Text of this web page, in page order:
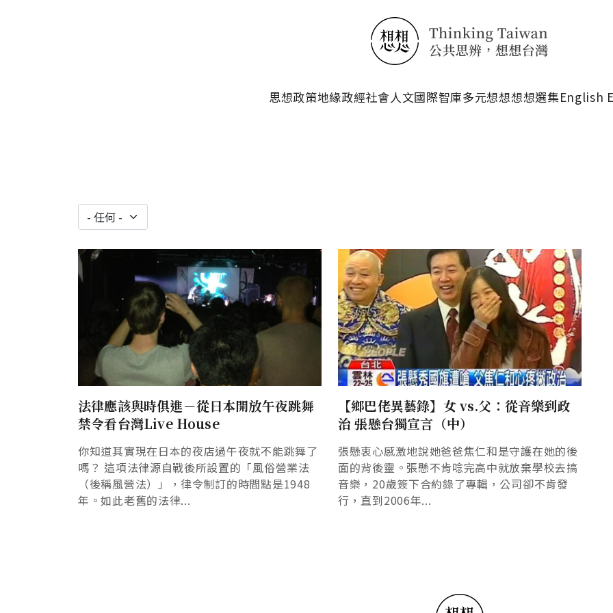
思想政策地緣政經社會人文國際智庫多元想想想想選集English
法律應該與時俱進－從日本開放午夜跳舞
禁令看台灣Live House
你知道其實現在日本的夜店過午夜就不能跳舞了
嗎？ 這項法律源自戰後所設置的「風俗營業法
（後稱風營法）」，律令制訂的時間點是1948
年。如此老舊的法律...
【鄉巴佬異藝錄】女 vs.父：從音樂到政
治 張懸台獨宣言（中）
張懸衷心感激地說她爸爸焦仁和是守護在她的後
面的背後靈。張懸不肯唸完高中就放棄學校去搞
音樂，20歲簽下合約錄了專輯，公司卻不肯發
行，直到2006年...